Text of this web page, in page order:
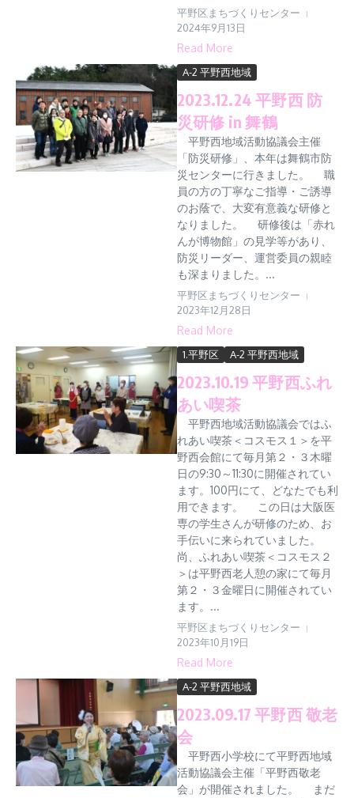
平野区まちづくりセンター
2024年9月13日
Read More
A-2 平野西地域
2023.12.24 平野西 防
災研修 in 舞鶴
平野西地域活動協議会主催
「防災研修」、本年は舞鶴市防
災センターに行きました。 職
員の方の丁寧なご指導・ご誘導
のお蔭で、大変有意義な研修と
なりました。 研修後は「赤れ
んが博物館」の見学等があり、
防災リーダー、運営委員の親睦
も深まりました。...
平野区まちづくりセンター
2023年12月28日
Read More
1.平野区 A-2 平野西地域
2023.10.19 平野西ふれ
あい喫茶
平野西地域活動協議会ではふ
れあい喫茶＜コスモス１＞を平
野西会館にて毎月第２・３木曜
日の9:30～11:30に開催されてい
ます。100円にて、どなたでも利
用できます。 この日は大阪医
専の学生さんが研修のため、お
手伝いに来られていました。
尚、ふれあい喫茶＜コスモス２
＞は平野西老人憩の家にて毎月
第２・３金曜日に開催されてい
ます。...
平野区まちづくりセンター
2023年10月19日
Read More
A-2 平野西地域
2023.09.17 平野西 敬老
会
平野西小学校にて平野西地域
活動協議会主催「平野西敬老
会」が開催されました。 まだ